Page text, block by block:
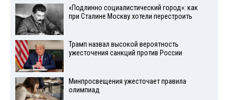
«Подлинно социалистический город»: как
при Сталине Москву хотели перестроить
Трамп назвал высокой вероятность
ужесточения санкций против России
Минпросвещения ужесточает правила
олимпиад